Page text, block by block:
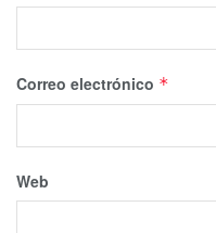
Correo electrónico *
Web